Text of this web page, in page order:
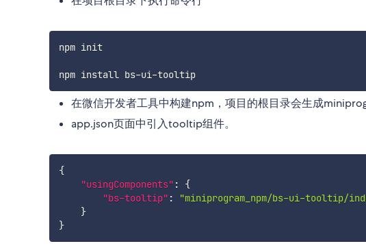
npm init
npm install bs-ui- tooltip
在微信开发者工具中构建npm，项目的根目录会生成
app.json页面中引入tooltip组件。
{
"usingComponents" :
{
"bs-tooltip" :
"miniprogram_npm/bs-ui-tooltip/
}
}